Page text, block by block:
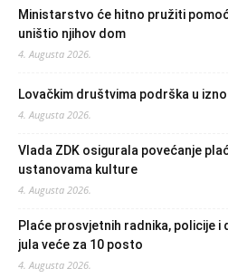
Ministarstvo će hitno pružiti
uništio njihov dom
4. Augusta 2026.
Lovačkim društvima podrška u
4. Augusta 2026.
Vlada ZDK osigurala povećanje
ustanovama kulture
4. Augusta 2026.
Plaće prosvjetnih radnika, policije i
jula veće za 10 posto
4. Augusta 2026.